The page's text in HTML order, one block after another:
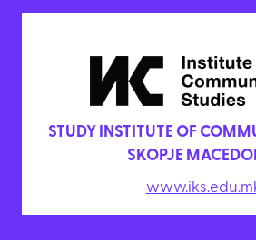
STUDY INSTITUTE OF
SKOPJE